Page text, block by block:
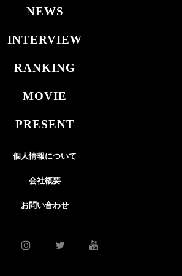
NEWS
INTERVIEW
RANKING
MOVIE
PRESENT
個人情報について
会社概要
お問い合わせ